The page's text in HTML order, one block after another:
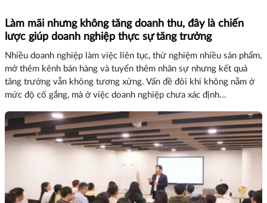
Làm mãi nhưng không tăng doanh thu, đây là chiến
lược giúp doanh nghiệp thực sự tăng trưởng
Nhiều doanh nghiệp làm việc liên tục, thử nghiệm nhiều sản phẩm,
mở thêm kênh bán hàng và tuyển thêm nhân sự nhưng kết quả
tăng trưởng vẫn không tương xứng. Vấn đề đôi khi không nằm ở
mức độ cố gắng, mà ở việc doanh nghiệp chưa xác định...